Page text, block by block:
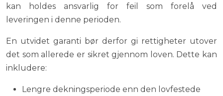
kan holdes ansvarlig for feil som forelå ved
leveringen i denne perioden.
En utvidet garanti bør derfor gi rettigheter utover
det som allerede er sikret gjennom loven. Dette kan
inkludere:
Lengre dekningsperiode enn den lovfestede